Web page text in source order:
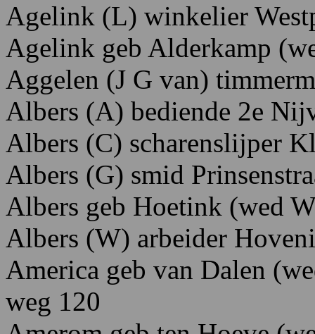
Agelink (L) winkelier W
Agelink geb Alderkamp
Aggelen (J G van)
Albers (A) bediende 2e
Albers (C) scharenslijper
Albers (G) smid
Albers geb Hoetink (wed
Albers (W) arbeider
America geb van Dalen
weg 120